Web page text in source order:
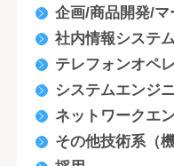
企画/商品開発/
社内情報システ
テレフォンオペ
システムエンジ
ネットワークエ
その他技術系（